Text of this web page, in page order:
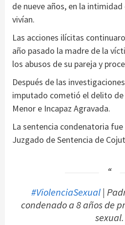
de nueve años, en la
vivían.
Las acciones ilícitas
año pasado la madre de la
los abusos de su pareja y
Después de las
imputado cometió el delito de
Menor e Incapaz Agravada.
La sentencia condenatoria
Juzgado de Sentencia de
#ViolenciaSexual|
condenado a 8 años de
sexual.